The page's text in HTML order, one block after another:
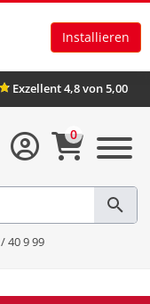
Installieren
Exzellent 4,8 von 5,00
40 9 99
0